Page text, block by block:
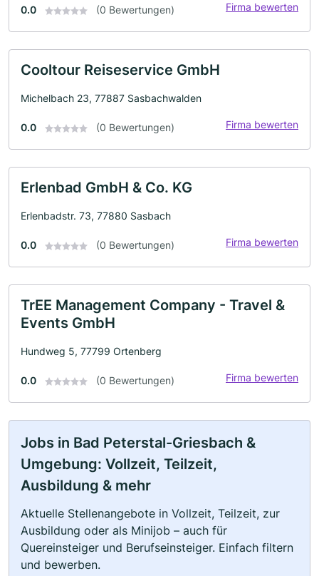
0.0 (0 Bewertungen) Firma bewerten
Cooltour Reiseservice GmbH
Michelbach 23, 77887 Sasbachwalden
0.0 (0 Bewertungen) Firma bewerten
Erlenbad GmbH & Co. KG
Erlenbadstr. 73, 77880 Sasbach
0.0 (0 Bewertungen) Firma bewerten
TrEE Management Company - Travel &
Events GmbH
Hundweg 5, 77799 Ortenberg
0.0 (0 Bewertungen) Firma bewerten
Jobs in Bad Peterstal-Griesbach &
Umgebung: Vollzeit, Teilzeit,
Ausbildung & mehr
Aktuelle Stellenangebote in Vollzeit, Teilzeit, zur
Ausbildung oder als Minijob – auch für
Quereinsteiger und Berufseinsteiger. Einfach filtern
und bewerben.